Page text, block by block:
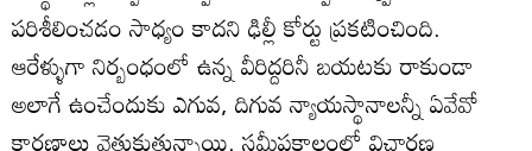
పరిశీలించడం సాధ్యం కాదని ఢిల్లీ కోర్టు ప్రకటించింది.
ఆరేళ్ళుగా నిర్బంధంలో ఉన్న వీరిద్దరినీ బయటకు రాకుండా
అలాగే ఉంచేందుకు ఎగువ, దిగువ న్యాయస్థానాలన్నీ ఏవేవో